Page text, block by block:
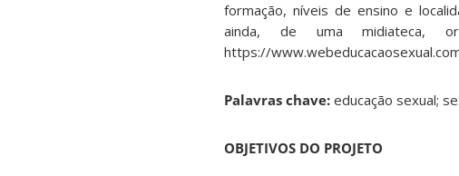
formação, níveis de ensino e
ainda, de uma midiateca,
https://
Palavras chave: educação sexual;
OBJETIVOS DO PROJETO